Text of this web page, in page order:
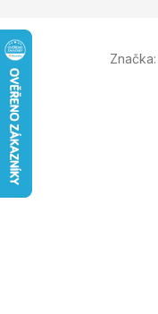
Značka: